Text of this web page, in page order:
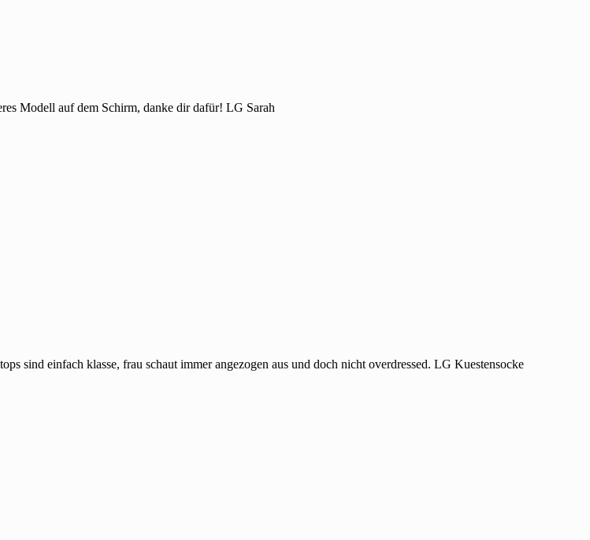
Modell auf dem Schirm, danke dir dafür! LG Sarah
sind einfach klasse, frau schaut immer angezogen aus und doch nicht overdressed. LG Kuestensocke